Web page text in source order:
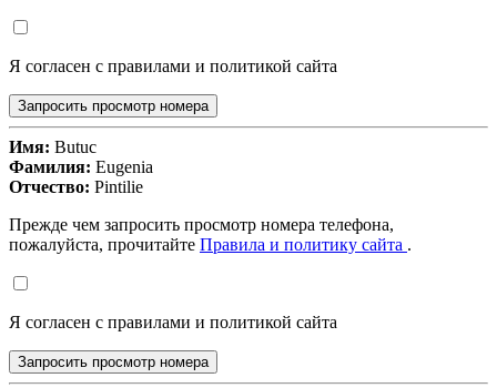
Я согласен с правилами и политикой сайта
Запросить просмотр номера
Имя: Butuc
Фамилия: Eugenia
Отчество: Pintilie
Прежде чем запросить просмотр номера телефона,
пожалуйста, прочитайте Правила и политику сайта .
Я согласен с правилами и политикой сайта
Запросить просмотр номера